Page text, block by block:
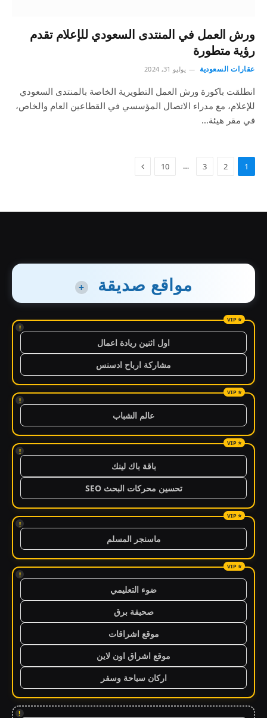
ورش العمل في المنتدى السعودي للإعلام تقدم
رؤية متطورة
عقارات السعودية يوليو 31, 2024
انطلقت باكورة ورش العمل التطويرية الخاصة بالمنتدى السعودي
للإعلام، مع مدراء الاتصال المؤسسي في القطاعين العام والخاص،
في مقر هيئة…
1
2
3
…
10
مواقع صديقة +
!
اول اثنين ريادة اعمال
مشاركة ارباح ادسنس
!
عالم الشباب
!
باقة باك لينك
تحسين محركات البحث SEO
!
ماسنجر المسلم
!
ضوء التعليمي
صحيفة برق
موقع اشراقات
موقع اشراق اون لاين
اركان سياحة وسفر
!